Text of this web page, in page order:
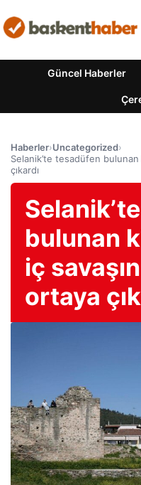
Güncel Haberler
Haberler›Uncategorized›
Selanik’te tesadüfen
çıkardı
bulunan
iç
ortaya